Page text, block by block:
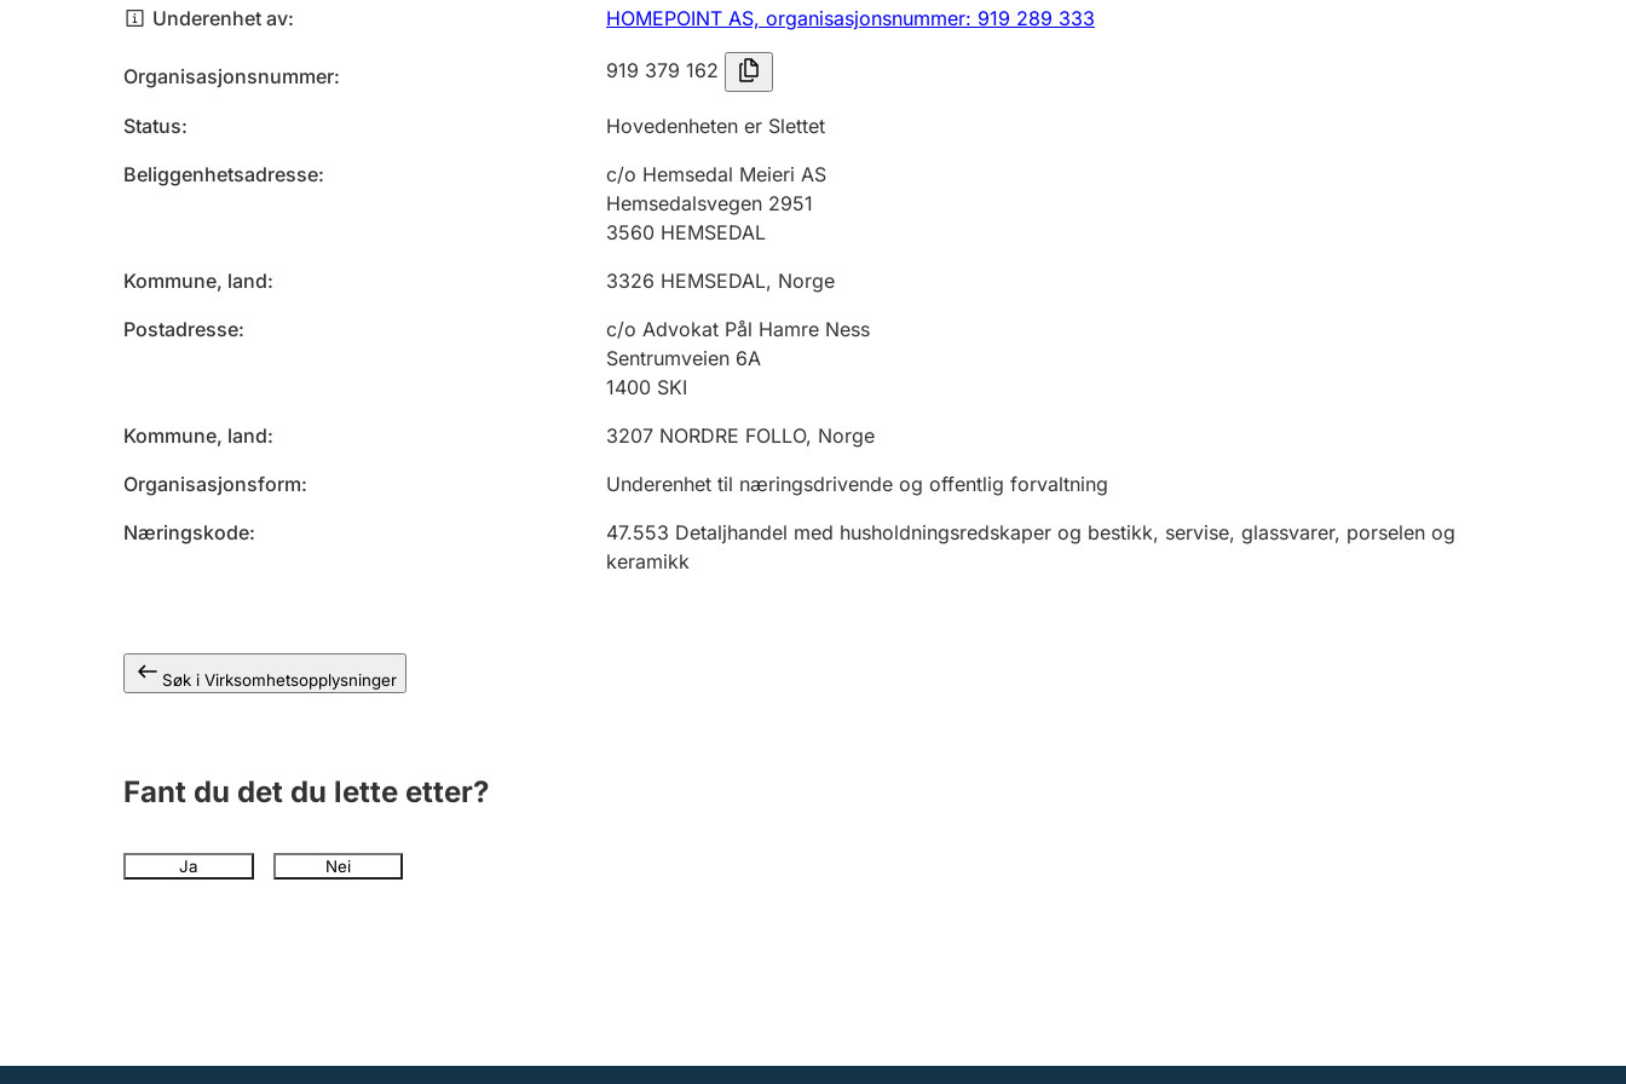
Underenhet av HOMEPOINT AS, organisasjonsnummer: 919 289 333
Organisasjonsnummer 919 379 162
Status
Hovedenheten er Slettet
Beliggenhetsadresse
c/o Hemsedal Meieri AS
Hemsedalsvegen 2951
3560 HEMSEDAL
Kommune, land
3326 HEMSEDAL, Norge
Postadresse
c/o Advokat Pål Hamre Ness
Sentrumveien 6A
1400 SKI
Kommune, land
3207 NORDRE FOLLO, Norge
Organisasjonsform
Underenhet til næringsdrivende og offentlig forvaltning
Næringskode
47.553 Detaljhandel med husholdningsredskaper og bestikk, servise, glassvarer, porselen og
keramikk
Søk i Virksomhetsopplysninger
Fant du det du lette etter?
Ja Nei